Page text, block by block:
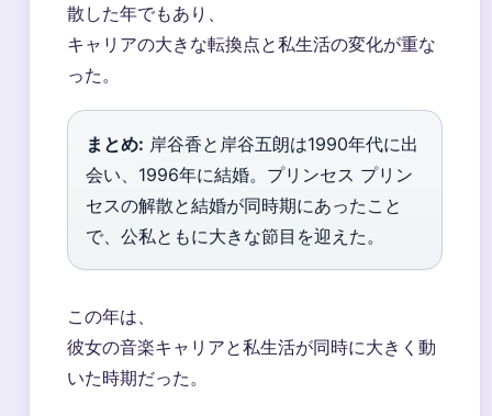
散した年でもあり、
キャリアの大きな転換点と私生活の変化が重な
った。
まとめ: 岸谷香と岸谷五朗は1990年代に出
会い、1996年に結婚。プリンセス プリン
セスの解散と結婚が同時期にあったこと
で、公私ともに大きな節目を迎えた。
この年は、
彼女の音楽キャリアと私生活が同時に大きく動
いた時期だった。